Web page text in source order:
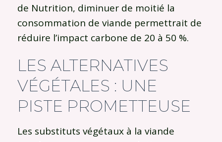
de Nutrition, diminuer de moitié la
consommation de viande permettrait de
réduire l’impact carbone de 20 à 50 %.
LES ALTERNATIVES
VÉGÉTALES : UNE
PISTE PROMETTEUSE
Les substituts végétaux à la viande